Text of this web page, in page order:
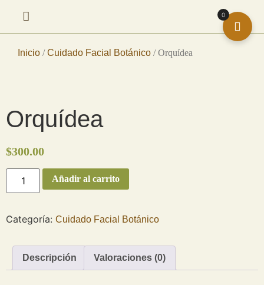
Inicio /Cuidado Facial Botánico / Orquídea
Orquídea
$300.00
Añadir al carrito
Categoría: Cuidado Facial Botánico
Descripción Valoraciones (0)
0